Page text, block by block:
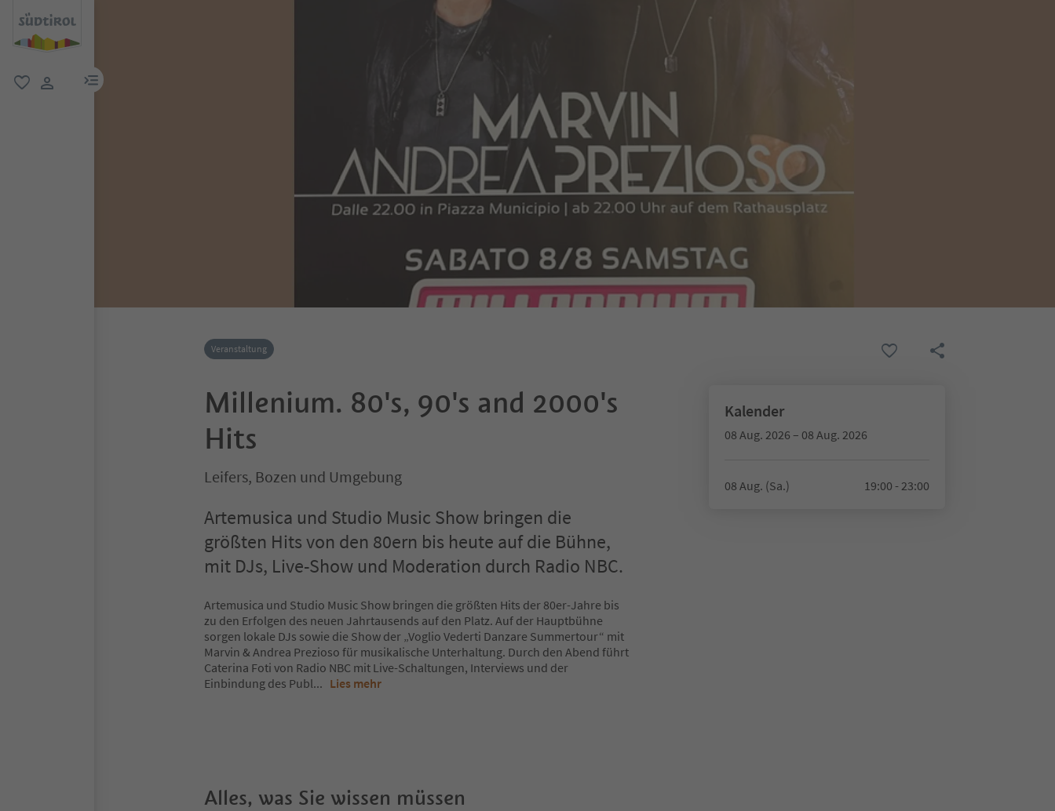
menu link
Veranstaltung
Millenium. 80's, 90's and 2000's
Hits
Leifers, Bozen und Umgebung
Artemusica und Studio Music Show bringen die
größten Hits von den 80ern bis heute auf die Bühne,
mit DJs, Live-Show und Moderation durch Radio NBC.
Artemusica und Studio Music Show bringen die größten Hits der 80er-Jahre bis
zu den Erfolgen des neuen Jahrtausends auf den Platz. Auf der Hauptbühne
sorgen lokale DJs sowie die Show der „Voglio Vederti Danzare Summertour“ mit
Marvin & Andrea Prezioso für musikalische Unterhaltung. Durch den Abend führt
Caterina Foti von Radio NBC mit Live-Schaltungen, Interviews und der
Einbindung des Publ... Lies mehr
Kalender
08 Aug. 2026 – 08 Aug. 2026
08 Aug. (Sa.) 19:00 - 23:00
Alles, was Sie wissen müssen